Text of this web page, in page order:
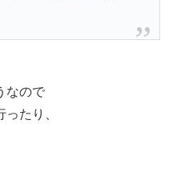
なので
たり、